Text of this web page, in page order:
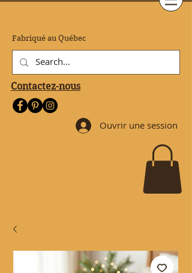
Fabriqué au Québec
Contactez-nous
Ouvrir une session